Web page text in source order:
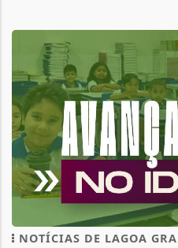
NOTÍCIAS DE LAGOA